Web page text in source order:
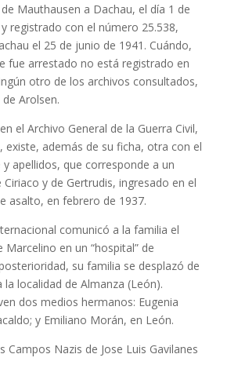
Mauthausen a Dachau, el día 1 de
registrado con el número 25.538,
el 25 de junio de 1941. Cuándo,
fue arrestado no está registrado en
otro de los archivos consultados,
Arolsen.
el Archivo General de la Guerra Civil,
existe, además de su ficha, otra con el
apellidos, que corresponde a un
y de Gertrudis, ingresado en el
asalto, en febrero de 1937.
comunicó a la familia el
en un “hospital” de
su familia se desplazó de
la localidad de Almanza (León).
dos medios hermanos: Eugenia
y Emiliano Morán, en León.
Campos Nazis de Jose Luis Gavilanes